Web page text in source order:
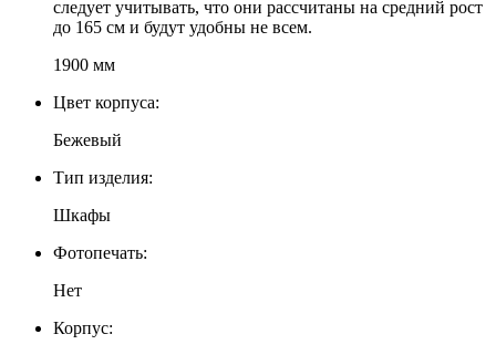
следует учитывать, что они рассчитаны на средний рост
до 165 см и будут удобны не всем.
1900 мм
Цвет корпуса:
Бежевый
Тип изделия:
Шкафы
Фотопечать:
Нет
Корпус: